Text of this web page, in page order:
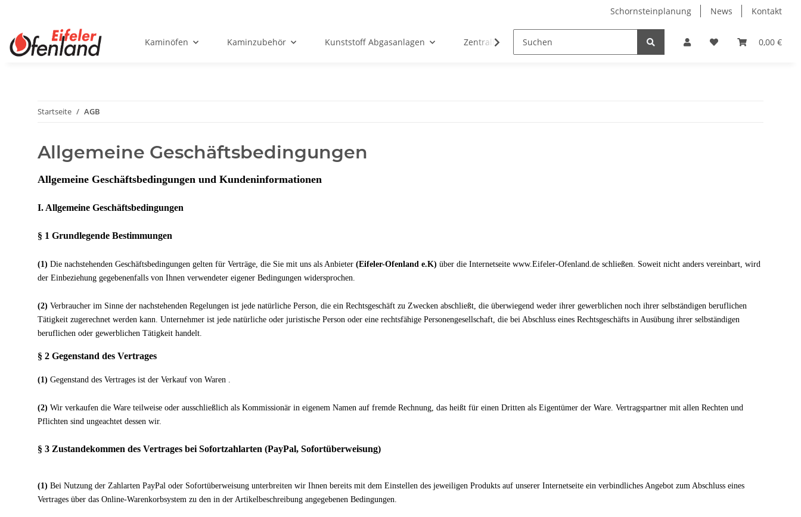
Schornsteinplanung News Kontakt
0,00 €
Kaminöfen Kaminzubehör Kunststoff Abgasanlagen Zentralheizungen
Startseite AGB
Allgemeine Geschäftsbedingungen
Allgemeine Geschäftsbedingungen und Kundeninformationen
I. Allgemeine Geschäftsbedingungen
§ 1 Grundlegende Bestimmungen
(1) Die nachstehenden Geschäftsbedingungen gelten für Verträge, die Sie mit uns als Anbieter (Eifeler-Ofenland e.K) über die Internetseite www.Eifeler-Ofenland.de schließen. Soweit nicht anders vereinbart, wird
der Einbeziehung gegebenenfalls von Ihnen verwendeter eigener Bedingungen widersprochen.
(2) Verbraucher im Sinne der nachstehenden Regelungen ist jede natürliche Person, die ein Rechtsgeschäft zu Zwecken abschließt, die überwiegend weder ihrer gewerblichen noch ihrer selbständigen beruflichen
Tätigkeit zugerechnet werden kann. Unternehmer ist jede natürliche oder juristische Person oder eine rechtsfähige Personengesellschaft, die bei Abschluss eines Rechtsgeschäfts in Ausübung ihrer selbständigen
beruflichen oder gewerblichen Tätigkeit handelt.
§ 2 Gegenstand des Vertrages
(1) Gegenstand des Vertrages ist der Verkauf von Waren .
(2) Wir verkaufen die Ware teilweise oder ausschließlich als Kommissionär in eigenem Namen auf fremde Rechnung, das heißt für einen Dritten als Eigentümer der Ware. Vertragspartner mit allen Rechten und
Pflichten sind ungeachtet dessen wir.
§ 3 Zustandekommen des Vertrages bei Sofortzahlarten (PayPal, Sofortüberweisung)
(1) Bei Nutzung der Zahlarten PayPal oder Sofortüberweisung unterbreiten wir Ihnen bereits mit dem Einstellen des jeweiligen Produkts auf unserer Internetseite ein verbindliches Angebot zum Abschluss eines
Vertrages über das Online-Warenkorbsystem zu den in der Artikelbeschreibung angegebenen Bedingungen.